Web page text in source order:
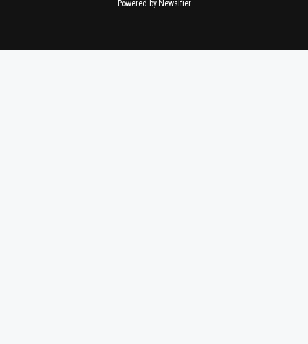
Powered by Newsifier